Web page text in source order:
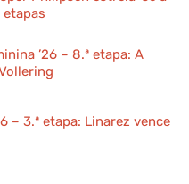
’26 – 8.ª etapa: A
– 3.ª etapa: Linarez vence